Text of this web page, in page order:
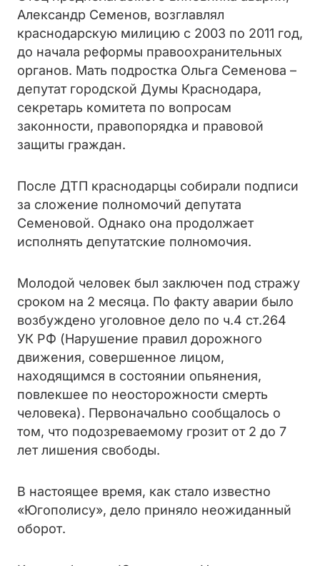
Александр Семенов, возглавлял
краснодарскую милицию с 2003 по 2011 год,
до начала реформы правоохранительных
органов. Мать подростка Ольга Семенова –
депутат городской Думы Краснодара,
секретарь комитета по вопросам
законности, правопорядка и правовой
защиты граждан.
После ДТП краснодарцы собирали подписи
за сложение полномочий депутата
Семеновой. Однако она продолжает
исполнять депутатские полномочия.
Молодой человек был заключен под стражу
сроком на 2 месяца. По факту аварии было
возбуждено уголовное дело по ч.4 ст.264
УК РФ (Нарушение правил дорожного
движения, совершенное лицом,
находящимся в состоянии опьянения,
повлекшее по неосторожности смерть
человека). Первоначально сообщалось о
том, что подозреваемому грозит от 2 до 7
лет лишения свободы.
В настоящее время, как стало известно
«Югополису», дело приняло неожиданный
оборот.